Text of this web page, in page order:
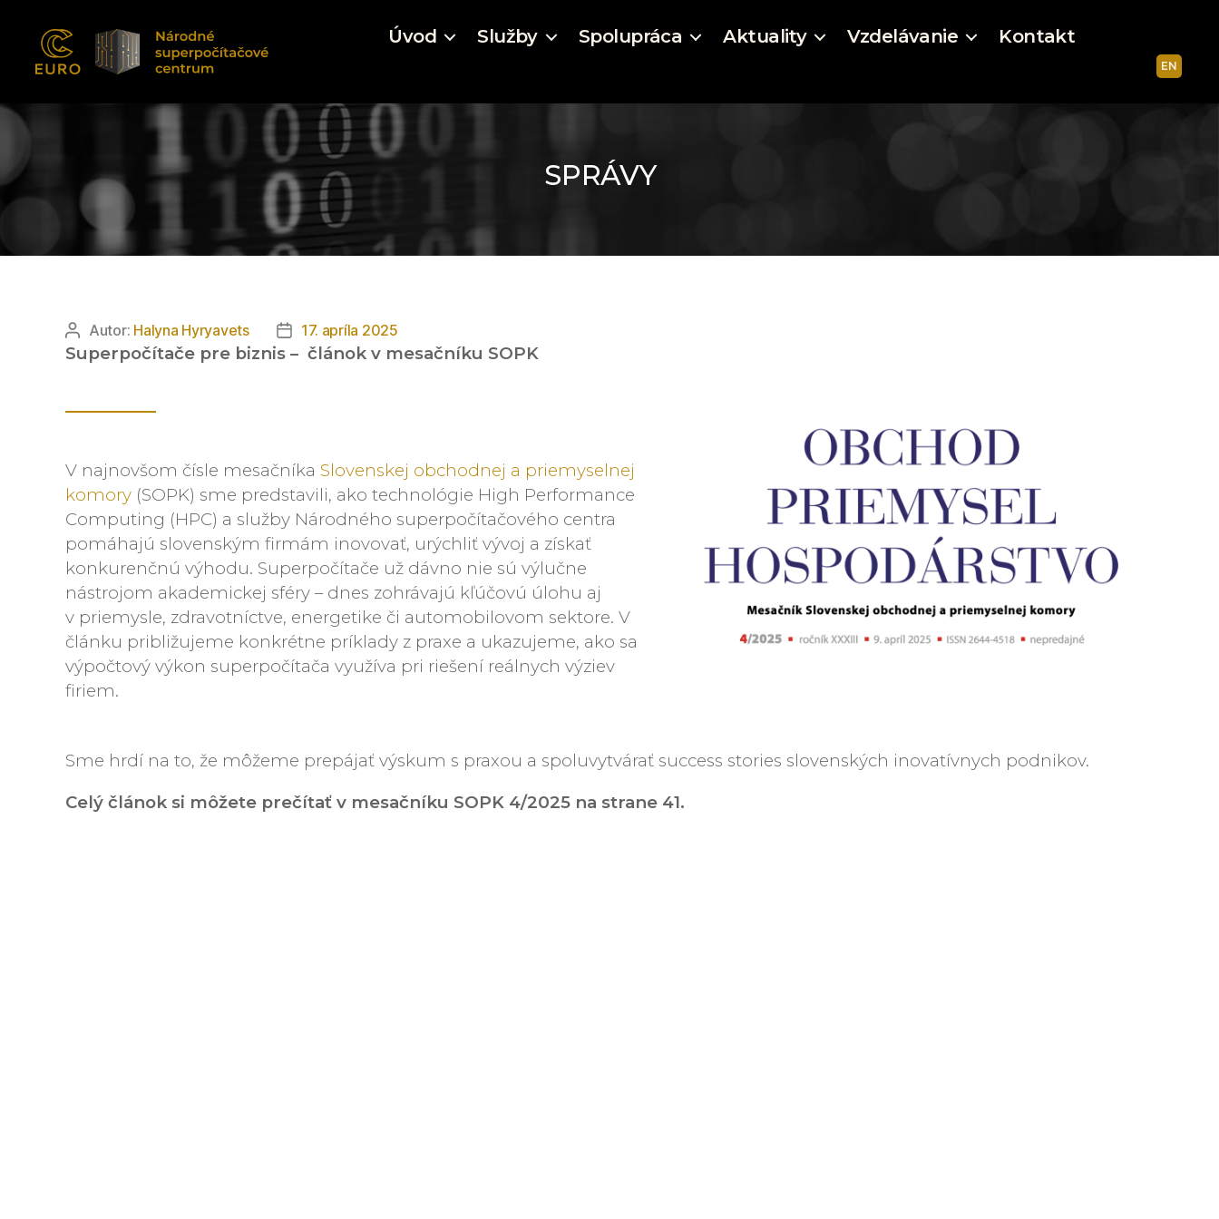
Úvod Služby Spolupráca Aktuality Vzdelávanie Kontakt
EN
Kategórie
Autor
článku
Autor: Halyna Hyryavets
Dátum
článku
17. apríla 2025
Superpočítače pre biznis – článok v mesačníku SOPK
V najnovšom čísle mesačníka Slovenskej obchodnej a priemyselnej
komory (SOPK) sme predstavili, ako technológie High Performance
Computing (HPC) a služby Národného superpočítačového centra
pomáhajú slovenským firmám inovovať, urýchliť vývoj a získať
konkurenčnú výhodu. Superpočítače už dávno nie sú výlučne
nástrojom akademickej sféry – dnes zohrávajú kľúčovú úlohu aj
v priemysle, zdravotníctve, energetike či automobilovom sektore. V
článku približujeme konkrétne príklady z praxe a ukazujeme, ako sa
výpočtový výkon superpočítača využíva pri riešení reálnych výziev
firiem.
Sme hrdí na to, že môžeme prepájať výskum s praxou a spoluvytvárať success stories slovenských inovatívnych podnikov.
Celý článok si môžete prečítať v mesačníku SOPK 4/2025 na strane 41.